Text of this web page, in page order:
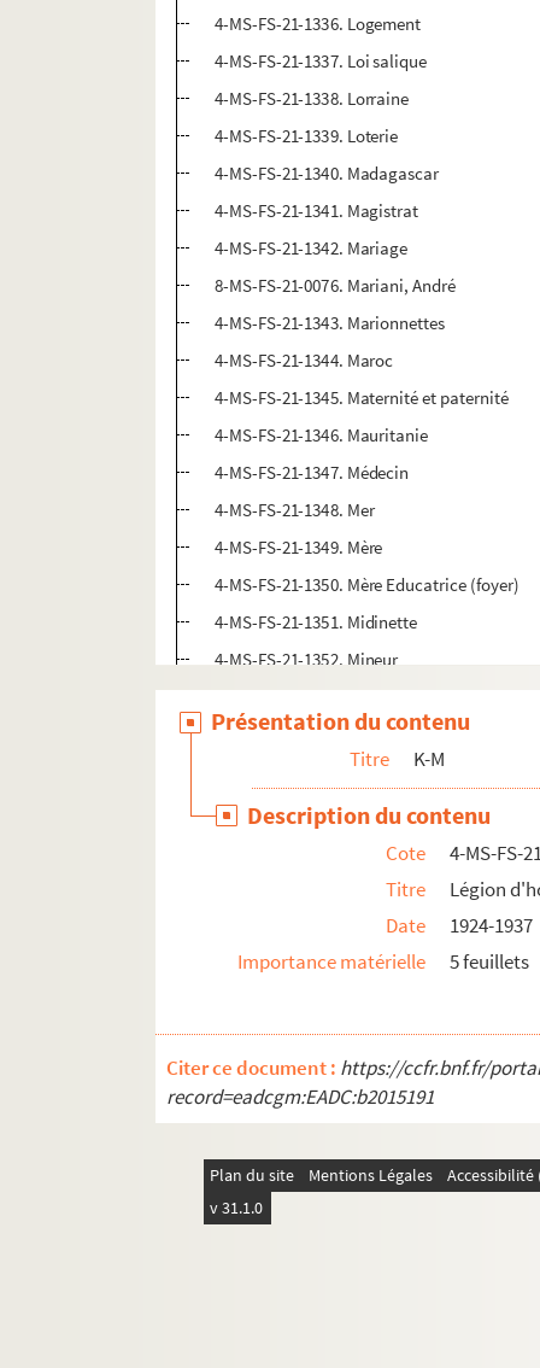
4-MS-FS-21-1336. Logement
4-MS-FS-21-1337. Loi salique
4-MS-FS-21-1338. Lorraine
4-MS-FS-21-1339. Loterie
4-MS-FS-21-1340. Madagascar
4-MS-FS-21-1341. Magistrat
4-MS-FS-21-1342. Mariage
8-MS-FS-21-0076. Mariani, André
4-MS-FS-21-1343. Marionnettes
4-MS-FS-21-1344. Maroc
4-MS-FS-21-1345. Maternité et paternité
4-MS-FS-21-1346. Mauritanie
4-MS-FS-21-1347. Médecin
4-MS-FS-21-1348. Mer
4-MS-FS-21-1349. Mère
4-MS-FS-21-1350. Mère Educatrice (foyer)
4-MS-FS-21-1351. Midinette
4-MS-FS-21-1352. Mineur
4-MS-FS-21-1353. Missionnaire
4-MS-FS-21-1354. Modiste et mode
4-MS-FS-21-1355. Mortalité
1-MS-FS-21-23. Mouvement ouvrier
4-MS-FS-21-1356. Musique
T
V-Y
Classeurs contenant des coupures de
Présentation du contenu
Titre K-M
Description du contenu
Cote
4-MS-FS-
Titre
Légion
Date
1924-1937
Importance matérielle
5 feuillets
Citer ce document : https://ccfr.bnf.fr/
record=eadcgm:EADC:b2015191
Plan du site Mentions Légales
v 31.1.0